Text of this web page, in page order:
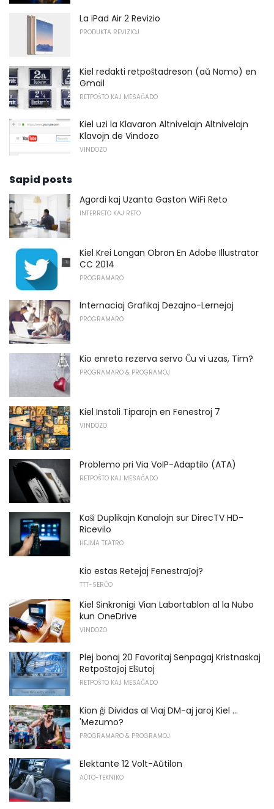
La iPad Air 2 Revizio
PRODUKTA REVIZIOJ
Kiel redakti retpoŝtadreson (aŭ Nomo) en
Gmail
RETPOŜTO KAJ MESAĜADO
Kiel uzi la Klavaron Altnivelajn Altnivelajn
Klavojn de Vindozo
VINDOZO
Sapid posts
Agordi kaj Uzanta Gaston WiFi Reto
INTERRETO KAJ RETO
Kiel Krei Longan Obron En Adobe Illustrator
CC 2014
PROGRAMARO
Internaciaj Grafikaj Dezajno-Lernejoj
PROGRAMARO
Kio enreta rezerva servo Ĉu vi uzas, Tim?
PROGRAMARO & PROGRAMOJ
Kiel Instali Tiparojn en Fenestroj 7
VINDOZO
Problemo pri Via VoIP-Adaptilo (ATA)
RETPOŜTO KAJ MESAĜADO
Kaŝi Duplikajn Kanalojn sur DirecTV HD-
Ricevilo
HEJMA TEATRO
Kio estas Retejaj Fenestraĵoj?
TTT-SERĈO
Kiel Sinkronigi Vian Labortablon al la Nubo
kun OneDrive
VINDOZO
Plej bonaj 20 Favoritaj Senpagaj Kristnaskaj
Retpoŝtaĵoj Elŝutoj
RETPOŜTO KAJ MESAĜADO
Kion ĝi Dividas al Viaj DM-aj jaroj Kiel ...
'Mezumo?
PROGRAMARO & PROGRAMOJ
Elektante 12 Volt-Aŭtilon
AŬTO-TEKNIKO